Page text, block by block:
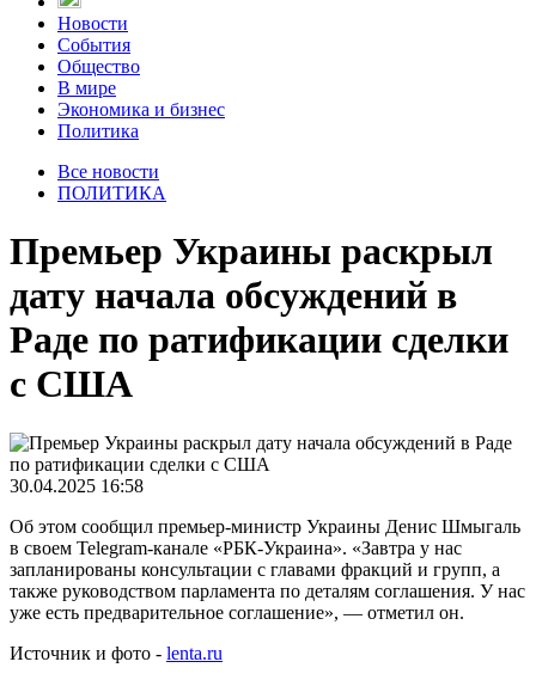
Новости
События
Общество
В мире
Экономика и бизнес
Политика
Все новости
ПОЛИТИКА
Премьер Украины раскрыл
дату начала обсуждений в
Раде по ратификации сделки
с США
30.04.2025 16:58
Об этом сообщил премьер-министр Украины Денис Шмыгаль
в своем Telegram-канале «РБК-Украина». «Завтра у нас
запланированы консультации с главами фракций и групп, а
также руководством парламента по деталям соглашения. У нас
уже есть предварительное соглашение», — отметил он.
Источник и фото - lenta.ru